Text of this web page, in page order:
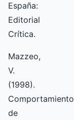
España:
Editorial
Crítica.
Mazzeo,
V.
(1998).
Comportamiento
de